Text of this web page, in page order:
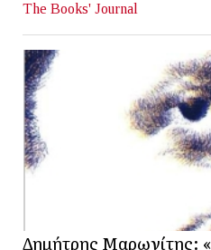
The Books' Journal
Δημήτρης Μαρωνίτης: